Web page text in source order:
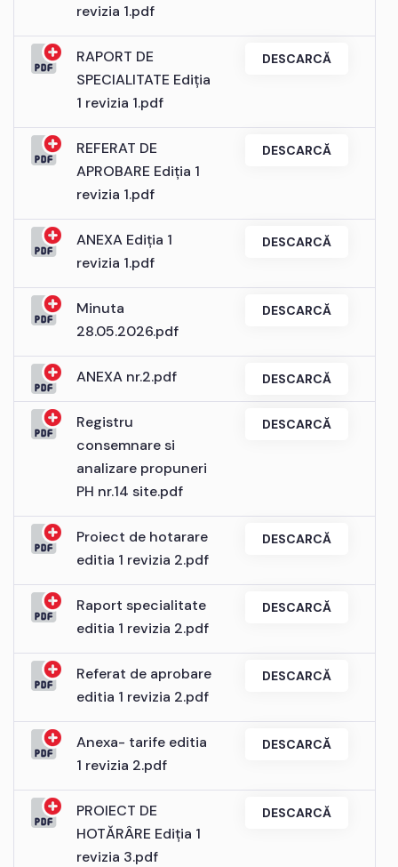
revizia 1.pdf
RAPORT DE
SPECIALITATE Ediția
1 revizia 1.pdf
DESCARCĂ
REFERAT DE
APROBARE Ediția 1
revizia 1.pdf
DESCARCĂ
ANEXA Ediția 1
revizia 1.pdf
DESCARCĂ
Minuta
28.05.2026.pdf
DESCARCĂ
ANEXA nr.2.pdf DESCARCĂ
Registru
consemnare si
analizare propuneri
PH nr.14 site.pdf
DESCARCĂ
Proiect de hotarare
editia 1 revizia 2.pdf
DESCARCĂ
Raport specialitate
editia 1 revizia 2.pdf
DESCARCĂ
Referat de aprobare
editia 1 revizia 2.pdf
DESCARCĂ
Anexa- tarife editia
1 revizia 2.pdf
DESCARCĂ
PROIECT DE
HOTĂRÂRE Ediția 1
revizia 3.pdf
DESCARCĂ